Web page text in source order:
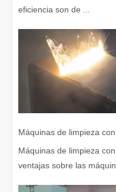
eficiencia son de ...
Máquinas de limpieza
ventajas sobre las